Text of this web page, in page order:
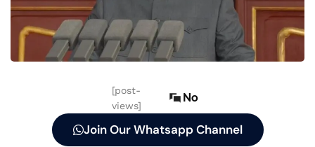
[post-
views]
No
Join Our Whatsapp Channel